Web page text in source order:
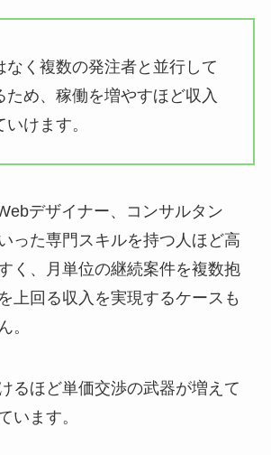
なく複数の発注者と並行して
ため、稼働を増やすほど収入
けます。
デザイナー、コンサルタン
った専門スキルを持つ人ほど高
く、月単位の継続案件を複数抱
上回る収入を実現するケースも
。
るほど単価交渉の武器が増えて
います。